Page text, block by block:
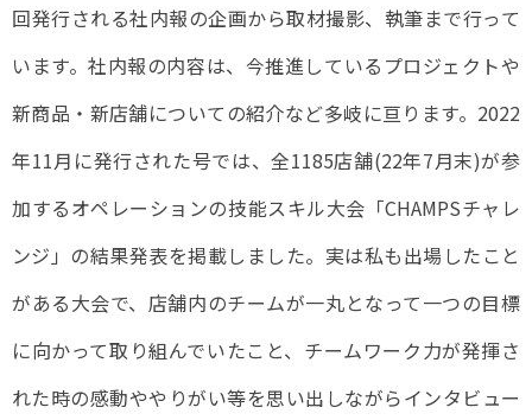
回発行される社内報の企画から取材撮影、執筆まで行って
います。社内報の内容は、今推進しているプロジェクトや
新商品・新店舗についての紹介など多岐に亘ります。2022
年11月に発行された号では、全1185店舗(22年7月末)が参
加するオペレーションの技能スキル大会「CHAMPSチャレ
ンジ」の結果発表を掲載しました。実は私も出場したこと
がある大会で、店舗内のチームが一丸となって一つの目標
に向かって取り組んでいたこと、チームワーク力が発揮さ
れた時の感動ややりがい等を思い出しながらインタビュー